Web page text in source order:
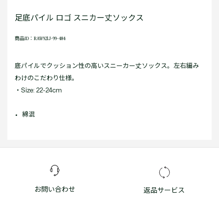
足底パイル ロゴ スニカー丈ソックス
商品ID：RAW921J-99-484
底パイルでクッション性の高いスニーカー丈ソックス。左右編み
わけのこだわり仕様。
・Size: 22-24cm
綿混
お問い合わせ 返品サービス